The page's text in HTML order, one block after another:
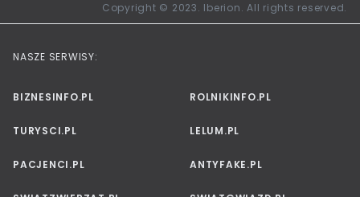
Copyright © 2023. Iberion. All rights reserved.
NASZE SERWISY:
BIZNESINFO.PL ROLNIKINFO.PL
TURYSCI.PL LELUM.PL
PACJENCI.PL ANTYFAKE.PL